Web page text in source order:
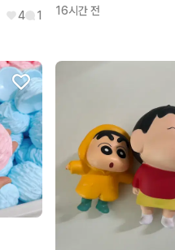
4 1 16시간 전